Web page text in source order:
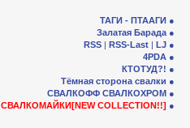
ТАГИ - ПТААГИ
Залатая Барада
RSS | RSS-Last | LJ
4PDA
КТОТУД?!
Тёмная сторона свалки
СВАЛКОФФ СВАЛКОХРОМ
СВАЛКОМАЙКИ[NEW COLLECTION!!]